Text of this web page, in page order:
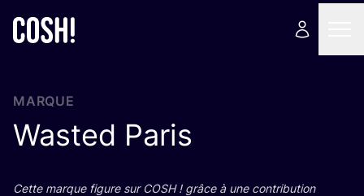
MARQUE
Wasted Paris
Cette marque figure sur COSH! grâce à une contri­bu­tion